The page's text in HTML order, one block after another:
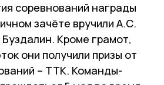
соревнований награды
зачёте вручили А.С.
Кроме грамот,
они получили призы от
– ТТК. Команды-